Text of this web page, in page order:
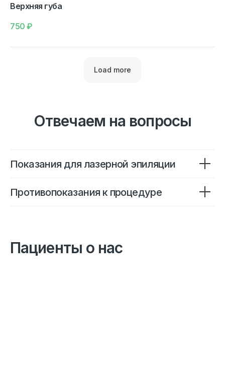
Верхняя губа
750 ₽
Load more
Отвечаем на вопросы
Показания для лазерной эпиляции
Противопоказания к процедуре
Пациенты о нас